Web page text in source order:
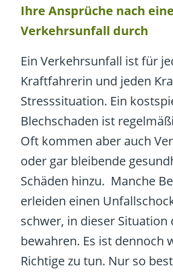
Ihre Ansprüche nach
Verkehrsunfall durch
Ein Verkehrsunfall ist für
Kraftfahrerin und jeden
Stresssituation. Ein
Blechschaden ist
Oft kommen aber auch
oder gar bleibende
Schäden hinzu. Manche
erleiden einen
schwer, in dieser Situation
bewahren. Es ist dennoch
Richtige zu tun. Nur so